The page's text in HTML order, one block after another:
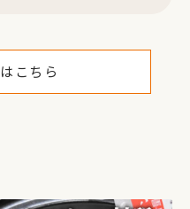
こちら